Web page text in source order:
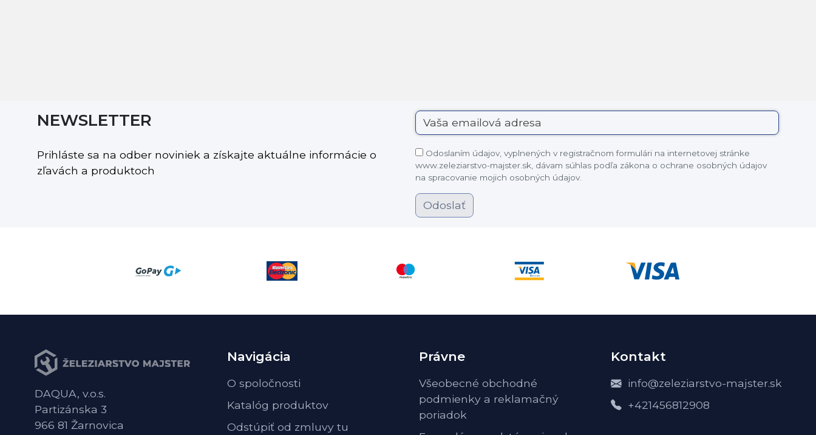
NEWSLETTER
Prihláste sa na odber noviniek a získajte aktuálne informácie o
zľavách a produktoch
Odoslaním údajov, vyplnených v registračnom formulári na internetovej stránke
www.zeleziarstvo-majster.sk, dávam súhlas podľa zákona o ochrane osobných údajov
na spracovanie mojich osobných údajov.
Odoslať
DAQUA, v.o.s.
Partizánska 3
966 81 Žarnovica
Navigácia
O spoločnosti
Katalóg produktov
Odstúpiť od zmluvy tu
Právne
Všeobecné obchodné
podmienky a reklamačný
poriadok
Kontakt
info@zeleziarstvo-majster.sk
+421456812908